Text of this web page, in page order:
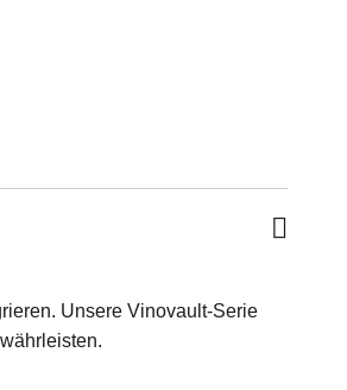
Unsere Vinovault-Serie